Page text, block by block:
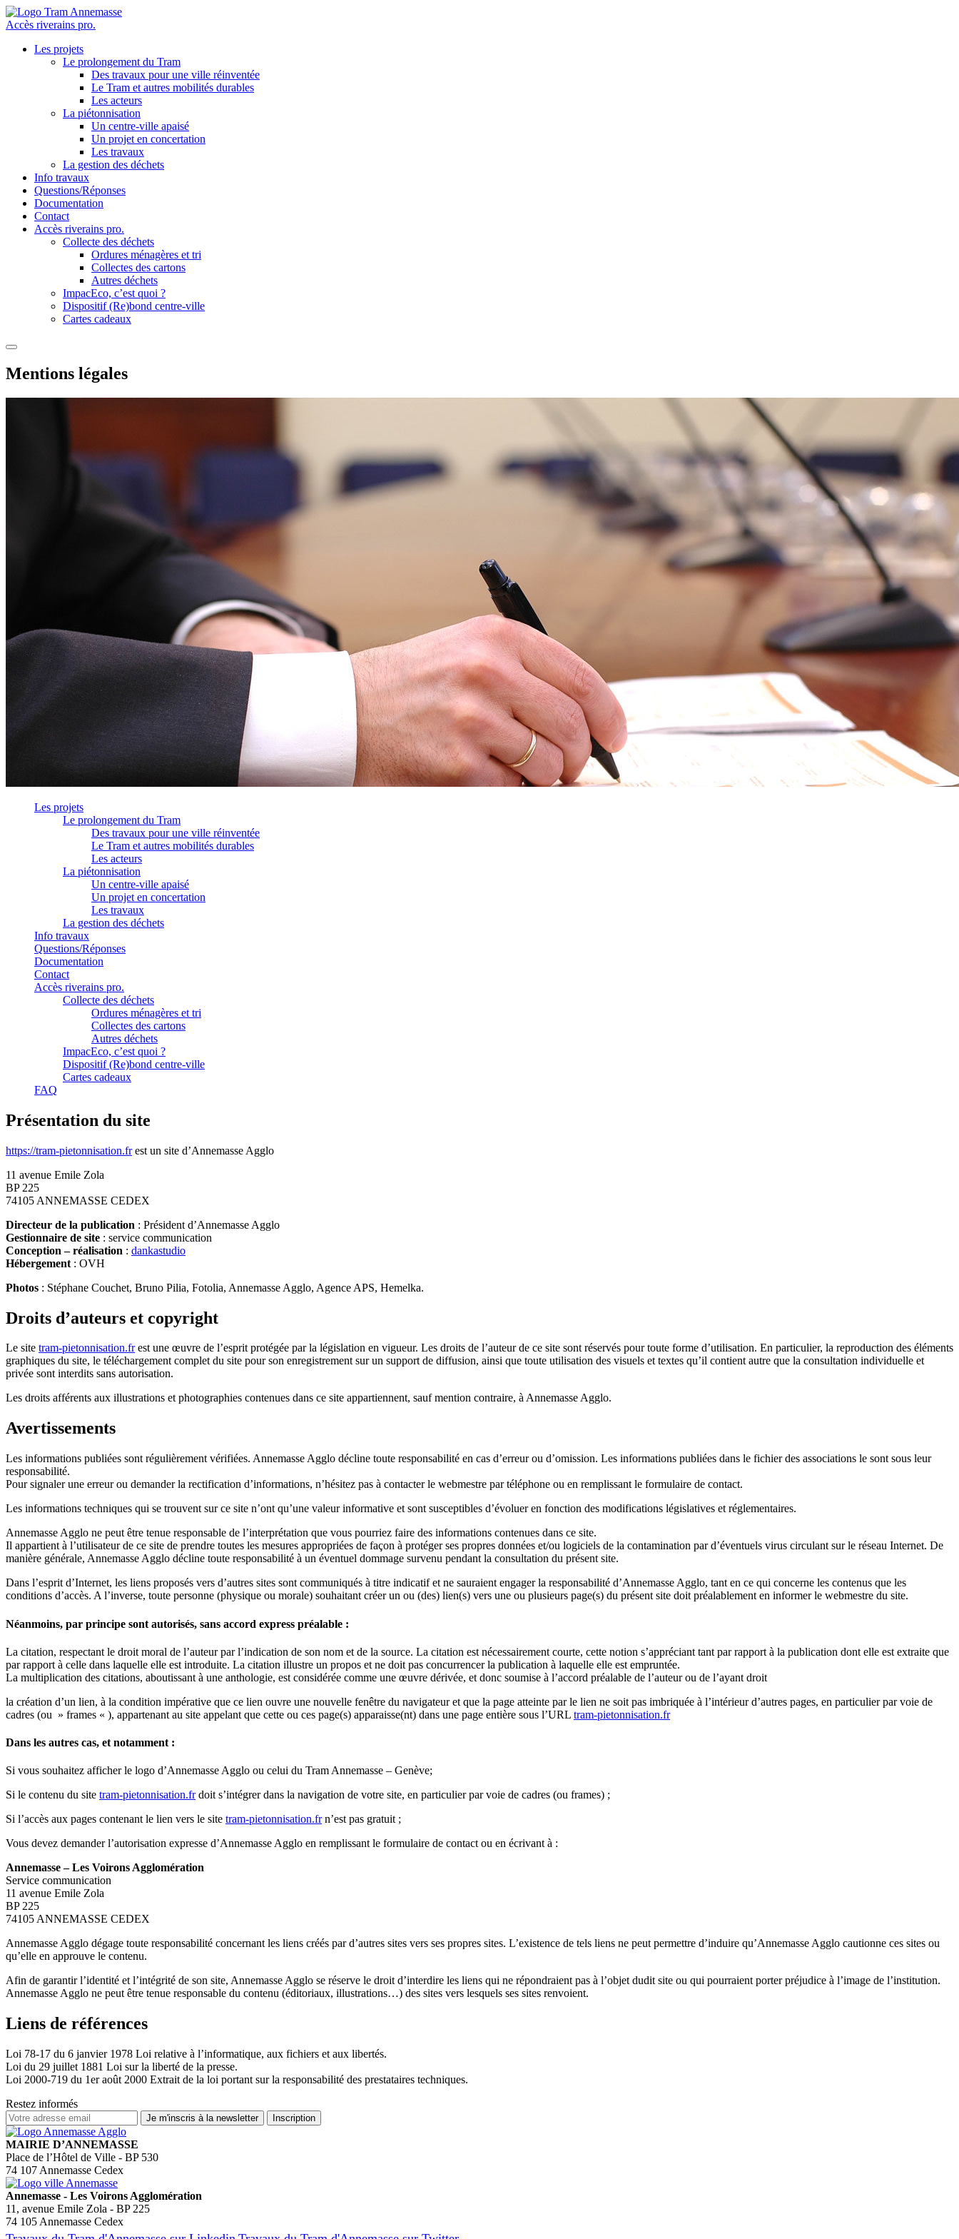
Accès riverains pro.
Les projets
Le prolongement du Tram
Des travaux pour une ville réinventée
Le Tram et autres mobilités durables
Les acteurs
La piétonnisation
Un centre-ville apaisé
Un projet en concertation
Les travaux
La gestion des déchets
Info travaux
Questions/Réponses
Documentation
Contact
Accès riverains pro.
Collecte des déchets
Ordures ménagères et tri
Collectes des cartons
Autres déchets
ImpacEco, c’est quoi ?
Dispositif (Re)bond centre-ville
Cartes cadeaux
Mentions légales
Les projets
Le prolongement du Tram
Des travaux pour une ville réinventée
Le Tram et autres mobilités durables
Les acteurs
La piétonnisation
Un centre-ville apaisé
Un projet en concertation
Les travaux
La gestion des déchets
Info travaux
Questions/Réponses
Documentation
Contact
Accès riverains pro.
Collecte des déchets
Ordures ménagères et tri
Collectes des cartons
Autres déchets
ImpacEco, c’est quoi ?
Dispositif (Re)bond centre-ville
Cartes cadeaux
FAQ
Présentation du site
https://tram-pietonnisation.frest un site d’Annemasse Agglo
11 avenue Emile Zola
BP 225
74105 ANNEMASSE CEDEX
Directeur de la publication : Président d’Annemasse Agglo
Gestionnaire de site : service communication
Conception – réalisation : dankastudio
Hébergement : OVH
Photos : Stéphane Couchet, Bruno Pilia, Fotolia, Annemasse Agglo, Agence APS, Hemelka.
Droits d’auteurs et copyright
Le site tram-pietonnisation.frest une œuvre de l’esprit protégée par la législation en vigueur. Les droits de l’auteur de ce site sont réservés pour toute forme d’utilisation. En particulier, la reproduction des éléments
graphiques du site, le téléchargement complet du site pour son enregistrement sur un support de diffusion, ainsi que toute utilisation des visuels et textes qu’il contient autre que la consultation individuelle et
privée sont interdits sans autorisation.
Les droits afférents aux illustrations et photographies contenues dans ce site appartiennent, sauf mention contraire, à Annemasse Agglo.
Avertissements
Les informations publiées sont régulièrement vérifiées. Annemasse Agglo décline toute responsabilité en cas d’erreur ou d’omission. Les informations publiées dans le fichier des associations le sont sous leur
responsabilité.
Pour signaler une erreur ou demander la rectification d’informations, n’hésitez pas à contacter le webmestre par téléphone ou en remplissant le formulaire de contact.
Les informations techniques qui se trouvent sur ce site n’ont qu’une valeur informative et sont susceptibles d’évoluer en fonction des modifications législatives et réglementaires.
Annemasse Agglo ne peut être tenue responsable de l’interprétation que vous pourriez faire des informations contenues dans ce site.
Il appartient à l’utilisateur de ce site de prendre toutes les mesures appropriées de façon à protéger ses propres données et/ou logiciels de la contamination par d’éventuels virus circulant sur le réseau Internet. De
manière générale, Annemasse Agglo décline toute responsabilité à un éventuel dommage survenu pendant la consultation du présent site.
Dans l’esprit d’Internet, les liens proposés vers d’autres sites sont communiqués à titre indicatif et ne sauraient engager la responsabilité d’Annemasse Agglo, tant en ce qui concerne les contenus que les
conditions d’accès. A l’inverse, toute personne (physique ou morale) souhaitant créer un ou (des) lien(s) vers une ou plusieurs page(s) du présent site doit préalablement en informer le webmestre du site.
Néanmoins, par principe sont autorisés, sans accord express préalable :
La citation, respectant le droit moral de l’auteur par l’indication de son nom et de la source. La citation est nécessairement courte, cette notion s’appréciant tant par rapport à la publication dont elle est extraite que
par rapport à celle dans laquelle elle est introduite. La citation illustre un propos et ne doit pas concurrencer la publication à laquelle elle est empruntée.
La multiplication des citations, aboutissant à une anthologie, est considérée comme une œuvre dérivée, et donc soumise à l’accord préalable de l’auteur ou de l’ayant droit
la création d’un lien, à la condition impérative que ce lien ouvre une nouvelle fenêtre du navigateur et que la page atteinte par le lien ne soit pas imbriquée à l’intérieur d’autres pages, en particulier par voie de
cadres (ou » frames « ), appartenant au site appelant que cette ou ces page(s) apparaisse(nt) dans une page entière sous l’URL tram-pietonnisation.fr
Dans les autres cas, et notamment :
Si vous souhaitez afficher le logo d’Annemasse Agglo ou celui du Tram Annemasse – Genève;
Si le contenu du site tram-pietonnisation.frdoit s’intégrer dans la navigation de votre site, en particulier par voie de cadres (ou frames) ;
Si l’accès aux pages contenant le lien vers le site tram-pietonnisation.frn’est pas gratuit ;
Vous devez demander l’autorisation expresse d’Annemasse Agglo en remplissant le formulaire de contact ou en écrivant à :
Annemasse – Les Voirons Agglomération
Service communication
11 avenue Emile Zola
BP 225
74105 ANNEMASSE CEDEX
Annemasse Agglo dégage toute responsabilité concernant les liens créés par d’autres sites vers ses propres sites. L’existence de tels liens ne peut permettre d’induire qu’Annemasse Agglo cautionne ces sites ou
qu’elle en approuve le contenu.
Afin de garantir l’identité et l’intégrité de son site, Annemasse Agglo se réserve le droit d’interdire les liens qui ne répondraient pas à l’objet dudit site ou qui pourraient porter préjudice à l’image de l’institution.
Annemasse Agglo ne peut être tenue responsable du contenu (éditoriaux, illustrations…) des sites vers lesquels ses sites renvoient.
Liens de références
Loi 78-17 du 6 janvier 1978 Loi relative à l’informatique, aux fichiers et aux libertés.
Loi du 29 juillet 1881 Loi sur la liberté de la presse.
Loi 2000-719 du 1er août 2000 Extrait de la loi portant sur la responsabilité des prestataires techniques.
Restez informés
MAIRIE D’ANNEMASSE
Place de l’Hôtel de Ville - BP 530
74 107 Annemasse Cedex
Annemasse - Les Voirons Agglomération
11, avenue Emile Zola - BP 225
74 105 Annemasse Cedex